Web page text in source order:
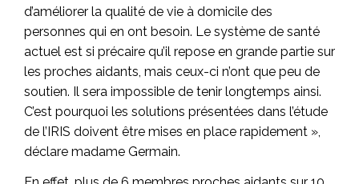
d’améliorer la qualité de vie à domicile des
personnes qui en ont besoin. Le système de santé
actuel est si précaire qu’il repose en grande partie sur
les proches aidants, mais ceux-ci n’ont que peu de
soutien. Il sera impossible de tenir longtemps ainsi.
C’est pourquoi les solutions présentées dans l’étude
de l’IRIS doivent être mises en place rapidement »,
déclare madame Germain.